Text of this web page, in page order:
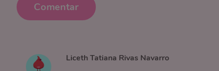
Comentar
Liceth Tatiana Rivas Navarro